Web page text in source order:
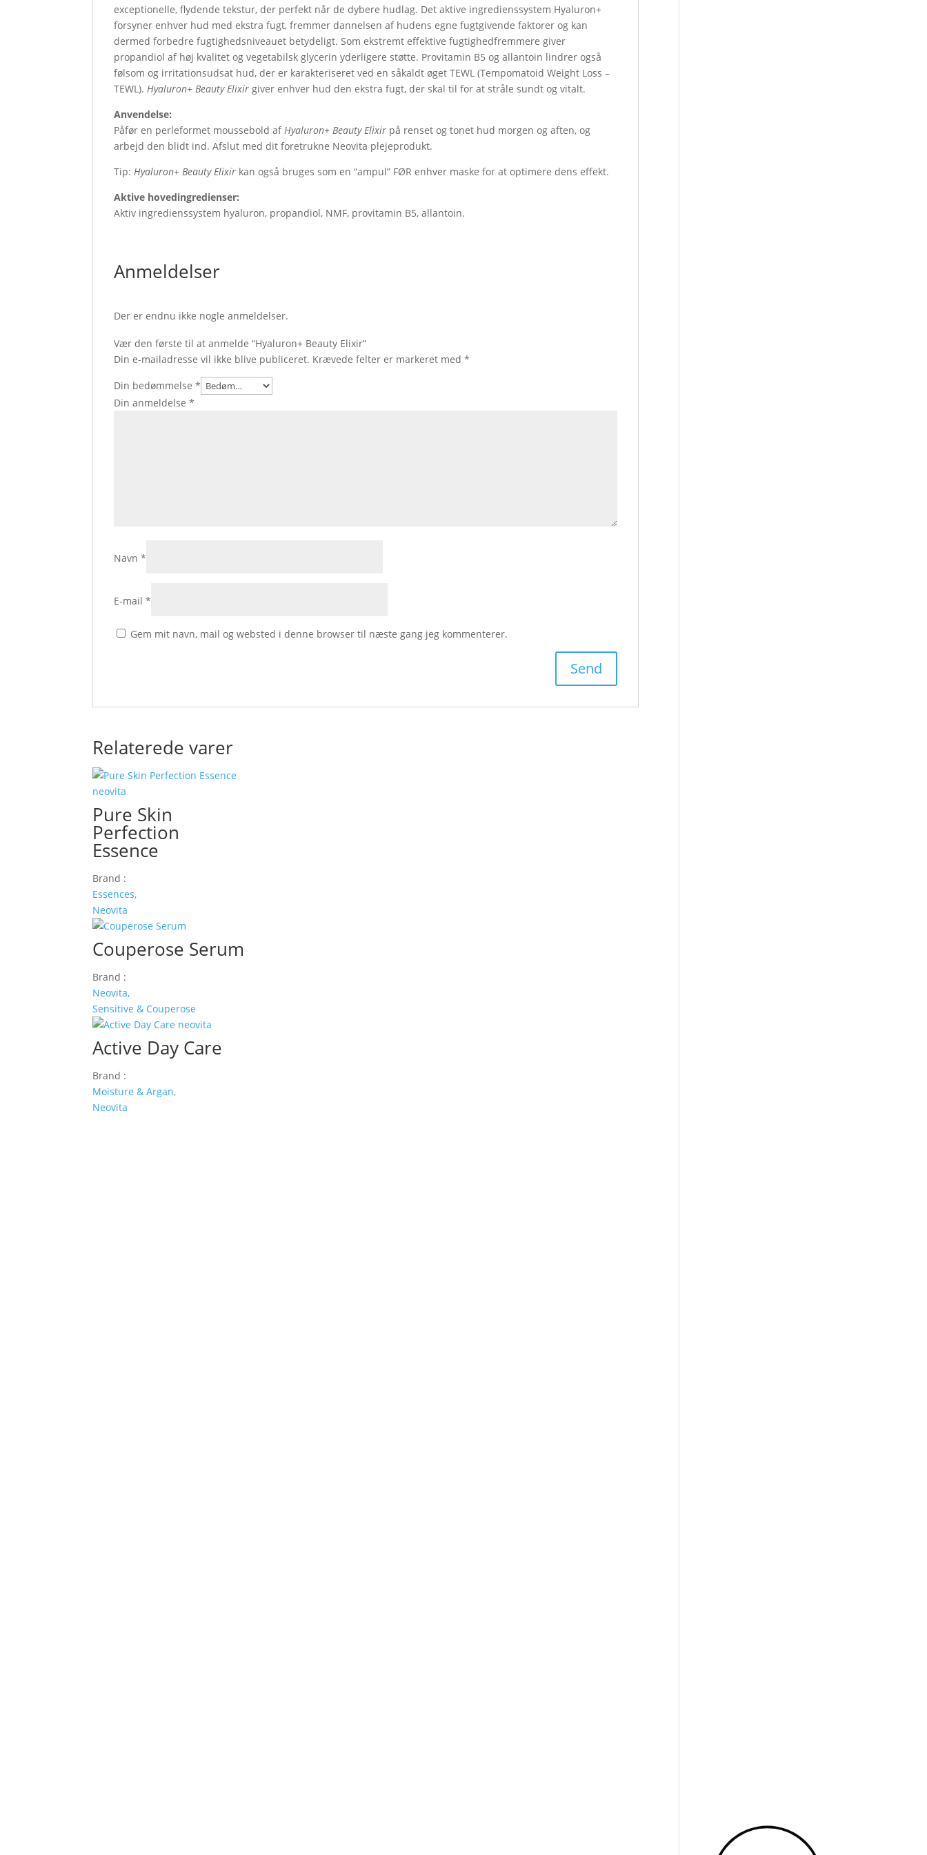
exceptionelle, flydende tekstur, der perfekt når de dybere hudlag. Det aktive ingredienssystem Hyaluron+
forsyner enhver hud med ekstra fugt, fremmer dannelsen af ​​hudens egne fugtgivende faktorer og kan
dermed forbedre fugtighedsniveauet betydeligt. Som ekstremt effektive fugtighedfremmere giver
propandiol af høj kvalitet og vegetabilsk glycerin yderligere støtte. Provitamin B5 og allantoin lindrer også
følsom og irritationsudsat hud, der er karakteriseret ved en såkaldt øget TEWL (Tempomatoid Weight Loss –
TEWL).Hyaluron+ Beauty Elixir giver enhver hud den ekstra fugt, der skal til for at stråle sundt og vitalt.
Anvendelse:
Påfør en perleformet moussebold afHyaluron+ Beauty Elixir på renset og tonet hud morgen og aften, og
arbejd den blidt ind. Afslut med dit foretrukne Neovita plejeprodukt.
Tip:Hyaluron+ Beauty Elixir kan også bruges som en “ampul” FØR enhver maske for at optimere dens effekt.
Aktive hovedingredienser:
Aktiv ingredienssystem hyaluron, propandiol, NMF, provitamin B5, allantoin.
Anmeldelser
Der er endnu ikke nogle anmeldelser.
Vær den første til at anmelde “Hyaluron+ Beauty Elixir”
Din e-mailadresse vil ikke blive publiceret. Krævede felter er markeret med*
Din bedømmelse*
Din anmeldelse*
Navn*
E-mail*
Gem mit navn, mail og websted i denne browser til næste gang jeg kommenterer.
Relaterede varer
Pure Skin
Perfection
Essence
Brand :
Essences,
Neovita
Couperose Serum
Brand :
Neovita,
Sensitive & Couperose
Active Day Care
Brand :
Moisture & Argan,
Neovita